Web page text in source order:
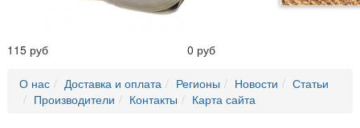
115 руб 0 руб
О нас Доставка и оплата Регионы Новости
Статьи
Производители
Контакты Карта сайта